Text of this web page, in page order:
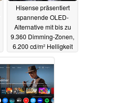
Hisense präsentiert
spannende OLED-
Alternative mit bis zu
9.360 Dimming-Zonen,
6.200 cd/m² Helligkeit